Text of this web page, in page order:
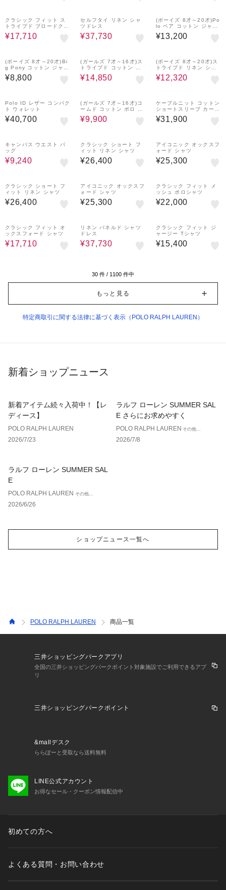
クラシック フィット ス
トライプド ブロードクロ
ス シャツ
¥17,710
セルフタイ リネン シャ
ツドレス
¥37,730
(ボーイズ 8才～20才)Po
lo ベア コットン ジャー
ジー Tシャツ
¥13,200
(ボーイズ 8才～20才)Bi
g Pony コットン ジャー
ジー Tシャツ
¥8,800
(ガールズ 7才～16才)ス
トライプド コットン セ
ーター & スカート セッ
ト
¥14,850
(ボーイズ 8才～20才)ス
トライプド リネン シャ
ツ
¥12,320
Polo ID レザー コンパク
ト ウォレット
¥40,700
(ガールズ 7才～16才)コ
ームド コットン ポロ カ
ーディガン
¥9,900
ケーブルニット コットン
ショートスリーブ カーデ
ィガン
¥31,900
キャンバス ウエスト パ
ッグ
¥9,240
クラシック ショート フ
ィット リネン シャツ
¥26,400
アイコニック オックスフ
ォード シャツ
¥25,300
クラシック ショート フ
ィット リネン シャツ
¥26,400
アイコニック オックスフ
ォード シャツ
¥25,300
クラシック フィット メ
ッシュ ポロシャツ
¥22,000
クラシック フィット オ
ックスフォード シャツ
¥17,710
リネン パネルド シャツ
ドレス
¥37,730
クラシック フィット ジ
ャージー Tシャツ
¥15,400
30 件 / 1100 件中
もっと見る
特定商取引に関する法律に基づく表示（POLO RALPH LAUREN）
新着ショップニュース
新着アイテム続々入荷中！【レ
ディース】
POLO RALPH LAUREN
2026/7/23
ラルフ ローレン SUMMER SAL
E さらにお求めやすく
POLO RALPH LAUREN その他...
2026/7/8
ラルフ ローレン SUMMER SAL
E
POLO RALPH LAUREN その他...
2026/6/26
ショップニュース一覧へ
POLO RALPH LAUREN 商品一覧
三井ショッピングパークアプリ
全国の三井ショッピングパークポイント対象施設でご利用できるアプ
リ
三井ショッピングパークポイント
&mallデスク
ららぽーと受取なら送料無料
LINE公式アカウント
お得なセール・クーポン情報配信中
初めての方へ
よくある質問・お問い合わせ